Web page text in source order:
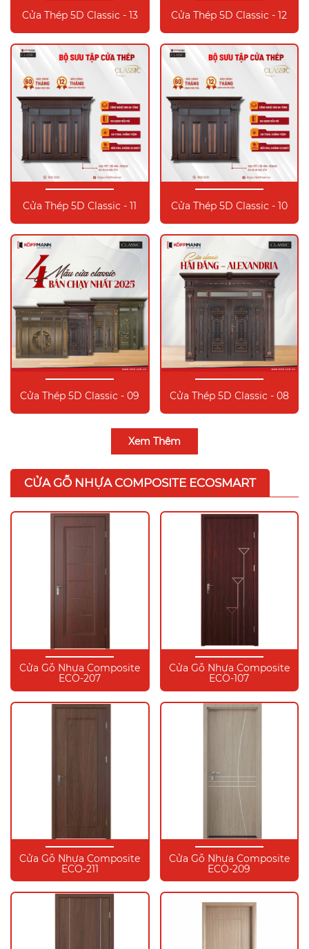
Cửa Thép 5D Classic - 13 Cửa Thép 5D Classic - 12
Cửa Thép 5D Classic - 11 Cửa Thép 5D Classic - 10
Cửa Thép 5D Classic - 09 Cửa Thép 5D Classic - 08
Xem Thêm
CỬA GỖ NHỰA COMPOSITE ECOSMART
Cửa Gỗ Nhựa Composite
ECO-207
Cửa Gỗ Nhựa Composite
ECO-107
Cửa Gỗ Nhựa Composite
ECO-211
Cửa Gỗ Nhựa Composite
ECO-209